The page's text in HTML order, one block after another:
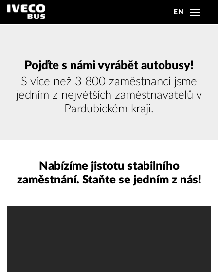
EN
Toggle
Pojďte s námi vyrábět autobusy!
S více než 3 800 zaměstnanci jsme
jedním z největších zaměstnavatelů v
Pardubickém kraji.
Nabízíme jistotu stabilního
zaměstnání. Staňte se jedním z nás!